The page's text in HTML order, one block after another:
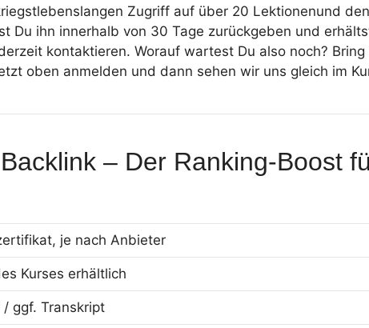
Zugriff auf über 20 Lektionenund
Du ihn innerhalb von 30 Tage zurückgeben und
kontaktieren. Worauf wartest Du also noch?
oben anmelden und dann sehen wir uns gleich im
– Der Ranking-Boost
je nach Anbieter
Kurses erhältlich
/ ggf. Transkript